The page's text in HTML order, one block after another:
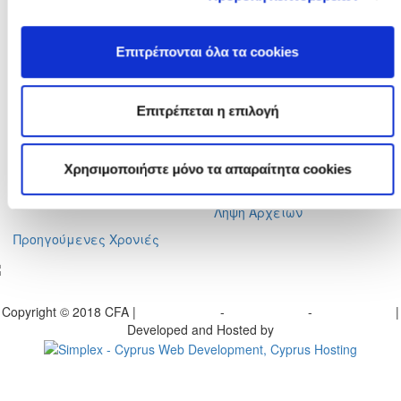
Επιτρέπονται όλα τα cookies
Επιτρέπεται η επιλογή
Χρησιμοποιήστε μόνο τα απαραίτητα cookies
Ταχ. Διεύθυνση :
Ηλ. Ταχυδρομείο :info@cfa.com.cy
Ιστορικό
Επιτροπές
Πρώην Προέδροι
Σχολή Προπονητών
Ειδήσεις
Προγραμματισμένα
Σεμινάρια
Ληψη Αρχείων
Προηγούμενες Χρονιές
Copyright © 2018 CFA | - -
|
Developed and Hosted by